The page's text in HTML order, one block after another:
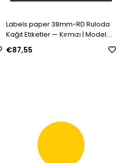
Labels paper 38mm-RD Ruloda
Kağıt Etiketler — Kırmızı | Model:
30662 | SKU: Y689397
€87,55